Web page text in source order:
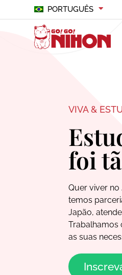
PORTUGUÊS
VIVA &
foi
Quer viver
temos
Japão,
Trabalhamos
as suas